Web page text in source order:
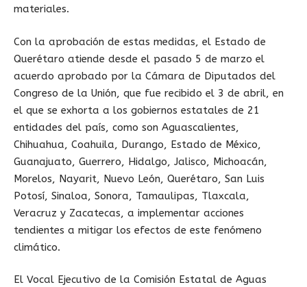
materiales.
Con la aprobación de estas medidas, el Estado de
Querétaro atiende desde el pasado 5 de marzo el
acuerdo aprobado por la Cámara de Diputados del
Congreso de la Unión, que fue recibido el 3 de abril, en
el que se exhorta a los gobiernos estatales de 21
entidades del país, como son Aguascalientes,
Chihuahua, Coahuila, Durango, Estado de México,
Guanajuato, Guerrero, Hidalgo, Jalisco, Michoacán,
Morelos, Nayarit, Nuevo León, Querétaro, San Luis
Potosí, Sinaloa, Sonora, Tamaulipas, Tlaxcala,
Veracruz y Zacatecas, a implementar acciones
tendientes a mitigar los efectos de este fenómeno
climático.
El Vocal Ejecutivo de la Comisión Estatal de Aguas